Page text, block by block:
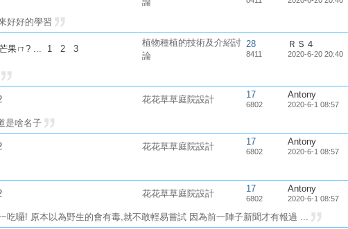
好好的學習
果ㄇ? 1 2 3
植物種植的技術及介紹討
論
28
8411
ＲＳ４
2020-6-20 20:40
花花草草庭院設計 17
6802
Antony
2020-6-1 08:57
是啥名子
花花草草庭院設計 17
6802
Antony
2020-6-1 08:57
花花草草庭院設計 17
6802
Antony
2020-6-1 08:57
吃囉! 原本以為野生的會有毒,就不敢輕易嘗試 因為前一陣子新聞才有報過 ...